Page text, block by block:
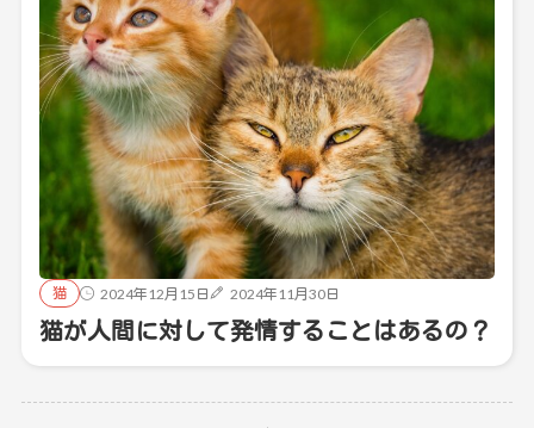
猫 2024年12月15日 2024年11月30日
猫が人間に対して発情することはあるの？